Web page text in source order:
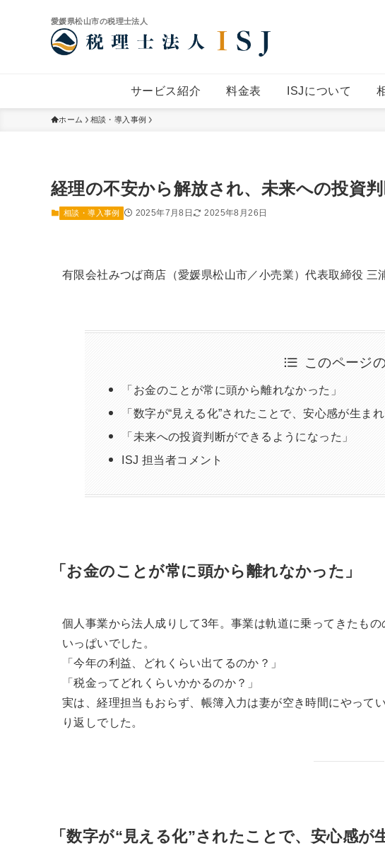
愛媛県松山市の税理士法人
サービス紹介 料金表 ISJについて
ホーム 相談・導入事例
経理の不安から解放され、未来への投資
相談・導入事例 2025年7月8日 2025年8月26日
有限会社みつば商店（愛媛県松山市／小売業）代表取締役 三
このページ
「お金のことが常に頭から離れなかった」
「数字が“見える化”されたことで、安心感が生まれ
「未来への投資判断ができるようになった」
ISJ 担当者コメント
「お金のことが常に頭から離れなかった」
個人事業から法人成りして3年。事業は軌道に乗ってきたも
いっぱいでした。
「今年の利益、どれくらい出てるのか？」
「税金ってどれくらいかかるのか？」
実は、経理担当もおらず、帳簿入力は妻が空き時間にやって
り返しでした。
「数字が“見える化”されたことで、安心感が